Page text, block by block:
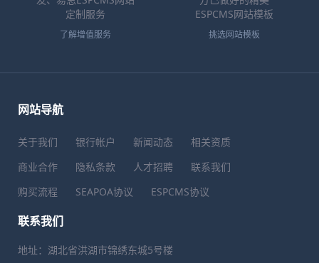
定制服务
了解增值服务
ESPCMS网站模板
挑选网站模板
网站导航
关于我们 银行帐户 新闻动态
相关资质
商业合作
隐私条款 人才招聘
联系我们
购买流程
SEAPOA协议 ESPCMS协议
联系我们
地址：湖北省洪湖市锦绣东城5号楼